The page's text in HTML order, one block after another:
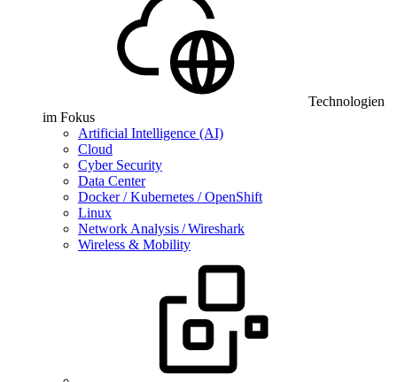
Technologien
im Fokus
Artificial Intelligence (AI)
Cloud
Cyber Security
Data Center
Docker / Kubernetes / OpenShift
Linux
Network Analysis / Wireshark
Wireless & Mobility